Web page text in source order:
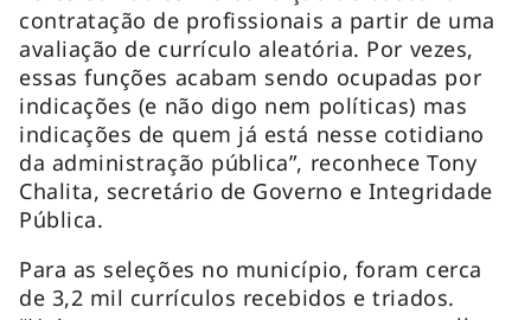
contratação de profissionais a partir de uma
avaliação de currículo aleatória. Por vezes,
essas funções acabam sendo ocupadas por
indicações (e não digo nem políticas) mas
indicações de quem já está nesse cotidiano
da administração pública”, reconhece Tony
Chalita, secretário de Governo e Integridade
Pública.
Para as seleções no município, foram cerca
de 3,2 mil currículos recebidos e triados.